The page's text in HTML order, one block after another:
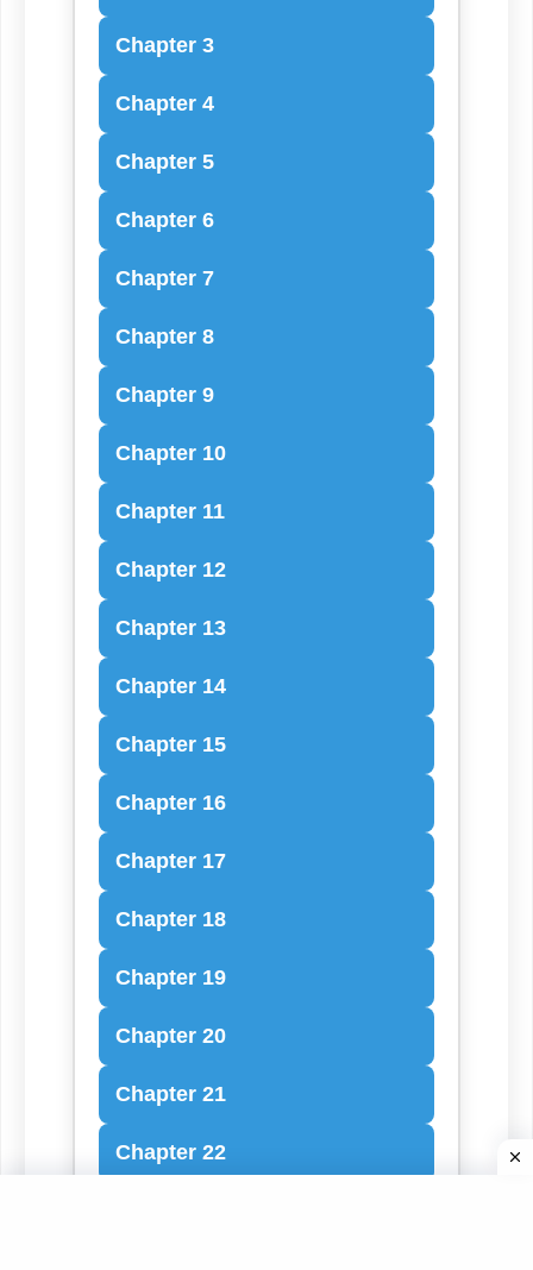
Chapter 3
Chapter 4
Chapter 5
Chapter 6
Chapter 7
Chapter 8
Chapter 9
Chapter 10
Chapter 11
Chapter 12
Chapter 13
Chapter 14
Chapter 15
Chapter 16
Chapter 17
Chapter 18
Chapter 19
Chapter 20
Chapter 21
Chapter 22